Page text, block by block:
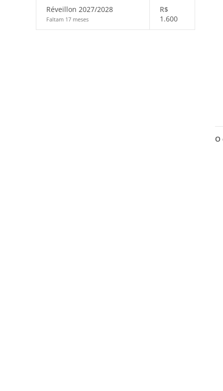
Réveillon 2027/2028
Faltam 17 meses
R$
1.600
O